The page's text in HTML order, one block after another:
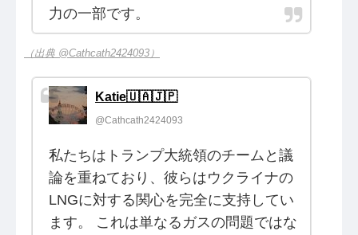
力の一部です。
（出典 @Cathcath2424093）
Katie🇺🇦🇯🇵
@Cathcath2424093
私たちはトランプ大統領のチームと議
論を重ねており、彼らはウクライナの
LNGに対する関心を完全に支持してい
ます。 これは単なるガスの問題ではな